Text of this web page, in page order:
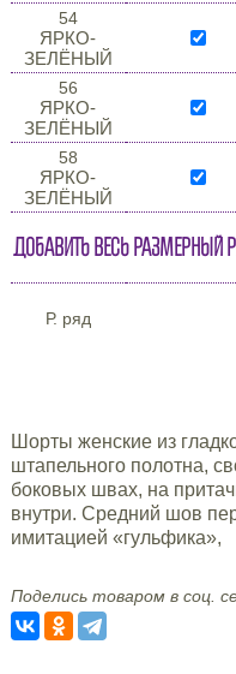
54
ЯРКО-
ЗЕЛЁНЫЙ
56
ЯРКО-
ЗЕЛЁНЫЙ
58
ЯРКО-
ЗЕЛЁНЫЙ
Добавить весь размерный
Р. ряд
Шорты женские из
штапельного полотна,
боковых швах, на
внутри. Средний шов
имитацией «гульфика»,
Поделись товаром в соц.